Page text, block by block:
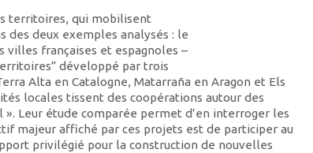
territoires, qui mobilisent
des deux exemples analysés : le
villes françaises et espagnoles –
développé par trois
Alta en Catalogne, Matarraña en Aragon et Els
locales tissent des coopérations autour des
Leur étude comparée permet d’en interroger les
majeur affiché par ces projets est de participer au
privilégié pour la construction de nouvelles